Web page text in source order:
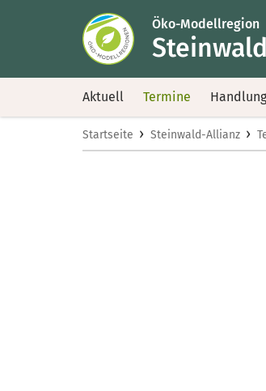
Öko-Modellregion
Aktuell Termine
Startseite › Steinwald-Allianz ›